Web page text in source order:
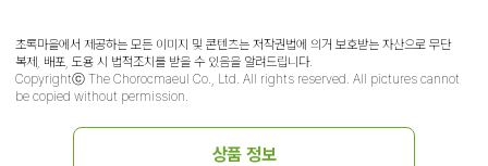
초록마을에서 제공하는 모든 이미지 및 콘텐츠는 저작권법에 의거 보호받는 자산으로 무단
복제, 배포, 도용 시 법적조치를 받을 수 있음을 알려드립니다.
Copyrightⓒ The Chorocmaeul Co., Ltd. All rights reserved. All pictures cannot
be copied without permission.
상품 정보